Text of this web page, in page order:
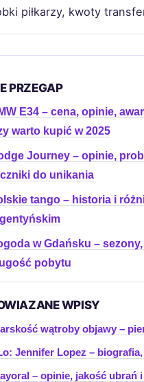
piłkarzy, kwoty
PRZEGAP
E34 – cena, opinie,
warto kupić w 2025
Journey – opinie,
do unikania
tango – historia i
w Gdańsku –
pobytu
WPISY
wątroby objawy –
Jennifer Lopez –
– opinie, jakość ubrań